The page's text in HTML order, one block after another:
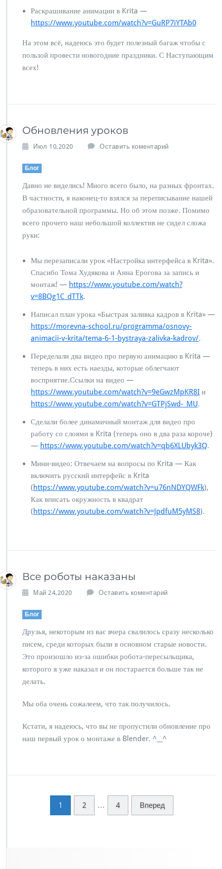
Раскрашивание анимации в Krita —
https://www.youtube.com/watch?v=GuRP7iYTAb0
На этом всё, надеюсь это будет полезный багаж чтобы с
пользой провести новогодние праздники. С Наступающим
всех!
Обновления уроков
Июл 10,2020 Оставить коментарий
Блог
Давно не виделись! Много всего было, на разных фронтах.
В частности, я наконец-то взялся за переписывание нашей
образовательной программы. Но об этом позже. Помимо
всего прочего наш небольшой коллектив не сидел сложа
руки:
Мы перезаписали урок «Настройка интерфейса в Krita».
Спасибо Тома Худякова и Анна Ерогова за запись и
монтаж! — https://www.youtube.com/watch?
v=8BQg1C_dTTk.
Написал план урока «Быстрая заливка кадров в Krita» —
https://morevna-school.ru/programma/osnovy-
animacii-v-krita/tema-6-1-bystraya-zalivka-kadrov/.
Переделали два видео про первую анимацию в Krita —
теперь в них есть наезды, которые облегчают
восприятие.Ссылки на видео —
https://www.youtube.com/watch?v=9eGwzMpKR8I и
https://www.youtube.com/watch?v=GTPjSwd-_MU.
Сделали более динамичный монтаж для видео про
работу со слоями в Krita (теперь оно в два раза короче)
— https://www.youtube.com/watch?v=qb6XLUbyk3Q.
Мини-видео: Отвечаем на вопросы по Krita — Как
включить русский интерфейс в Krita
(https://www.youtube.com/watch?v=u76nNDYQWFk),
Как вписать окружность в квадрат
(https://www.youtube.com/watch?v=JpdfuM5yMS8).
Все роботы наказаны
Май 24,2020 Оставить коментарий
Блог
Друзья, некоторым из вас вчера свалилось сразу несколько
писем, среди которых были в основном старые новости.
Это произошло из-за ошибки робота-пересыльщика,
которого я уже наказал и он постарается больше так не
делать.
Мы оба очень сожалеем, что так получилось.
Кстати, я надеюсь, что вы не пропустили обновление про
наш первый урок о монтаже в Blender. ^__^
1 2 … 4 Вперед